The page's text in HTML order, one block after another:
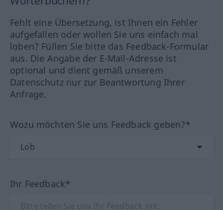
Fehlt eine Übersetzung, ist Ihnen ein Fehler
aufgefallen oder wollen Sie uns einfach mal
loben? Füllen Sie bitte das Feedback-Formular
aus. Die Angabe der E-Mail-Adresse ist
optional und dient gemäß unserem
Datenschutz nur zur Beantwortung Ihrer
Anfrage.
Wozu möchten Sie uns Feedback geben?*
Ihr Feedback*